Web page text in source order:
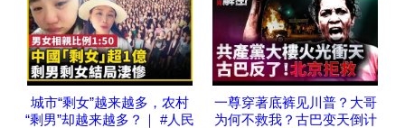
城市“剩女”越来越多，农村
“剩男”却越来越多？｜ #人民
一尊穿著底裤见川普？大哥
为何不救我？古巴变天倒计